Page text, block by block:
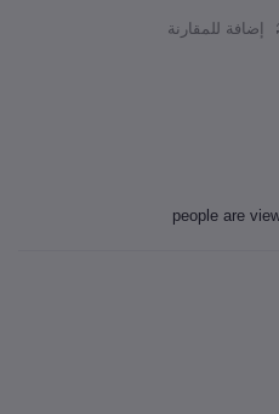
إضافة للمقارنة